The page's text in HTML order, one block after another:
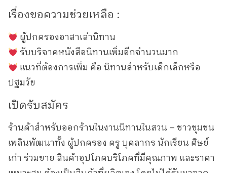
เรื่องขอความช่วยเหลือ :
ผู้ปกครองอาสาเล่านิทาน
รับบริจาคหนังสือนิทานเพิ่มอีกจำนวนมาก
แนวที่ต้องการเพิ่ม คือ นิทานสำหรับเด็กเล็กหรือ
ปฐมวัย
เปิดรับสมัคร
ร้านค้าสำหรับออกร้านในงานนิทานในสวน – ชาวชุมชน
เพลินพัฒนาทั้ง ผู้ปกครอง ครู บุคลากร นักเรียน ศิษย์
เก่า ร่วมขาย สินค้าอุปโภคบริโภคที่มีคุณภาพ และราคา